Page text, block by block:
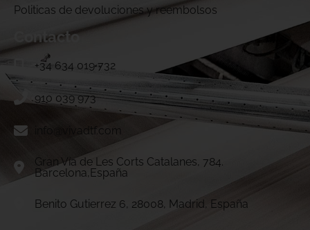
Politicas de devoluciones y reembolsos
Contacto
+34 634 019 732
910 039 973
info@vivadtf.com
Gran Vía de Les Corts Catalanes, 784.
Barcelona,España
Benito Gutierrez 6, 28008, Madrid, España